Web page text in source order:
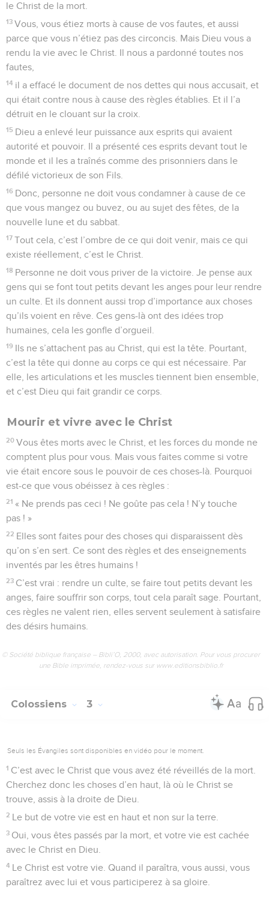
le Christ de la mort.
13 Vous, vous étiez morts à cause de vos fautes, et aussi
parce que vous n’étiez pas des circoncis. Mais Dieu vous a
rendu la vie avec le Christ. Il nous a pardonné toutes nos
fautes,
14 il a effacé le document de nos dettes qui nous accusait, et
qui était contre nous à cause des règles établies. Et il l’a
détruit en le clouant sur la croix.
15 Dieu a enlevé leur puissance aux esprits qui avaient
autorité et pouvoir. Il a présenté ces esprits devant tout le
monde et il les a traînés comme des prisonniers dans le
défilé victorieux de son Fils.
16 Donc, personne ne doit vous condamner à cause de ce
que vous mangez ou buvez, ou au sujet des fêtes, de la
nouvelle lune et du sabbat.
17 Tout cela, c’est l’ombre de ce qui doit venir, mais ce qui
existe réellement, c’est le Christ.
18 Personne ne doit vous priver de la victoire. Je pense aux
gens qui se font tout petits devant les anges pour leur rendre
un culte. Et ils donnent aussi trop d’importance aux choses
qu’ils voient en rêve. Ces gens-là ont des idées trop
humaines, cela les gonfle d’orgueil.
19 Ils ne s’attachent pas au Christ, qui est la tête. Pourtant,
c’est la tête qui donne au corps ce qui est nécessaire. Par
elle, les articulations et les muscles tiennent bien ensemble,
et c’est Dieu qui fait grandir ce corps.
Mourir et vivre avec le Christ
20 Vous êtes morts avec le Christ, et les forces du monde ne
comptent plus pour vous. Mais vous faites comme si votre
vie était encore sous le pouvoir de ces choses-là. Pourquoi
est-ce que vous obéissez à ces règles :
21 « Ne prends pas ceci ! Ne goûte pas cela ! N’y touche
pas ! »
22 Elles sont faites pour des choses qui disparaissent dès
qu’on s’en sert. Ce sont des règles et des enseignements
inventés par les êtres humains !
23 C’est vrai : rendre un culte, se faire tout petits devant les
anges, faire souffrir son corps, tout cela paraît sage. Pourtant,
ces règles ne valent rien, elles servent seulement à satisfaire
des désirs humains.
© Société biblique française – Bibli’O, 2000, avec autorisation. Pour vous procurer
une Bible imprimée, rendez-vous sur www.editionsbiblio.fr
Colossiens 3
Seuls les Évangiles sont disponibles en vidéo pour le moment.
1 C’est avec le Christ que vous avez été réveillés de la mort.
Cherchez donc les choses d’en haut, là où le Christ se
trouve, assis à la droite de Dieu.
2 Le but de votre vie est en haut et non sur la terre.
3 Oui, vous êtes passés par la mort, et votre vie est cachée
avec le Christ en Dieu.
4 Le Christ est votre vie. Quand il paraîtra, vous aussi, vous
paraîtrez avec lui et vous participerez à sa gloire.